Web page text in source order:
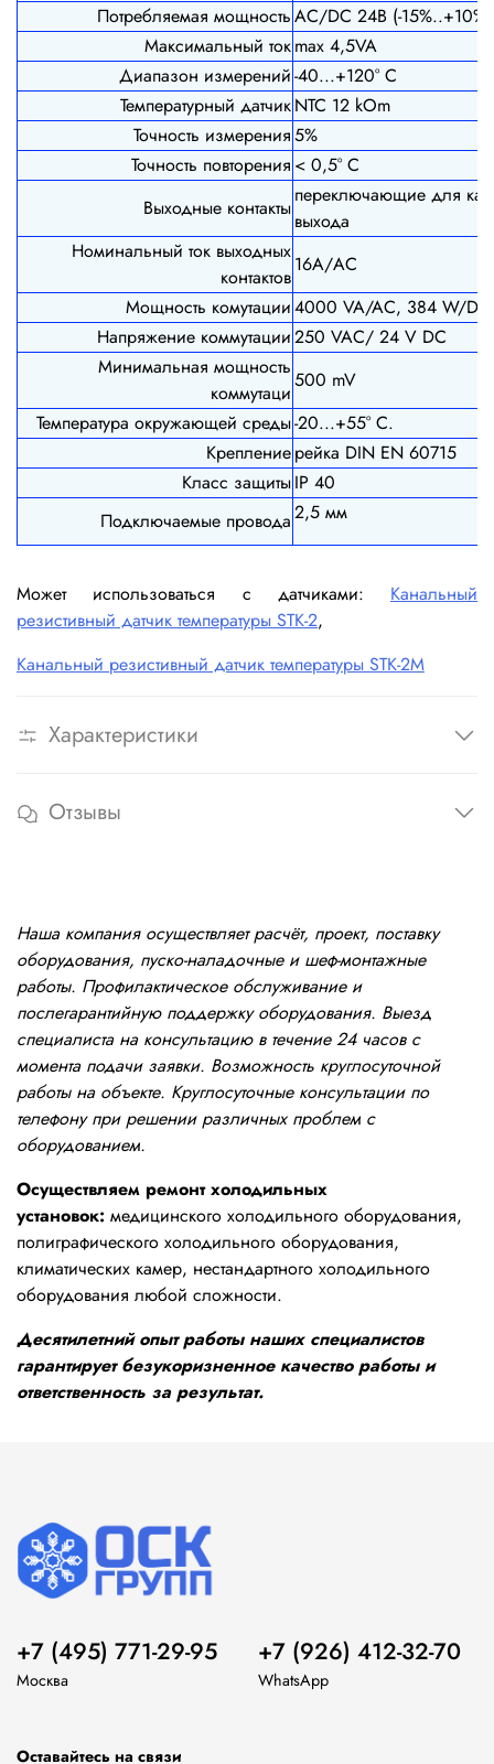
Потребляемая мощностьAC/DC 24B (-15%..+10%)
Максимальный токmax 4,5VA
Диапазон измерений-40...+120° С
Температурный датчикNTC 12 kOm
Точность измерения5%
Точность повторения < 0,5° С
Выходные контакты
переключающие для
выхода
Номинальный ток выходных
контактов
16А/АС
Мощность комутации4000 VA/AC, 384 W/DC
Напряжение коммутации250 VAC/ 24 V DC
Минимальная мощность
коммутаци
500 mV
Температура окружающей среды-20...+55° С.
Креплениерейка DIN EN 60715
Класс защитыIP 40
Подключаемые провода2,5 мм
Может использоваться с датчиками: Канальный
резистивный датчик температуры STК-2,
Канальный резистивный датчик температуры STK-2M
Характеристики
Отзывы
Наша компания осуществляет расчёт, проект, поставку
оборудования, пуско-наладочные и шеф-монтажные
работы. Профилактическое обслуживание и
послегарантийную поддержку оборудования. Выезд
специалиста на консультацию в течение 24 часов с
момента подачи заявки. Возможность круглосуточной
работы на объекте. Круглосуточные консультации по
телефону при решении различных проблем с
оборудованием.
Осуществляем ремонт холодильных
установок: медицинского холодильного оборудования,
полиграфического холодильного оборудования,
климатических камер, нестандартного холодильного
оборудования любой сложности.
Десятилетний опыт работы наших специалистов
гарантирует безукоризненное качество работы и
ответственность за результат.
+7 (495) 771-29-95
Москва
+7 (926) 412-32-70
WhatsApp
Оставайтесь на связи